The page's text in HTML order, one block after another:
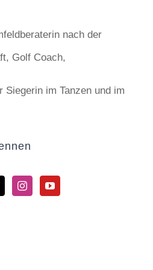
nach der
Golf Coach,
Siegerin im Tanzen und im